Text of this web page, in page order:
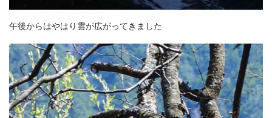
午後からはやはり雲が広がってきました